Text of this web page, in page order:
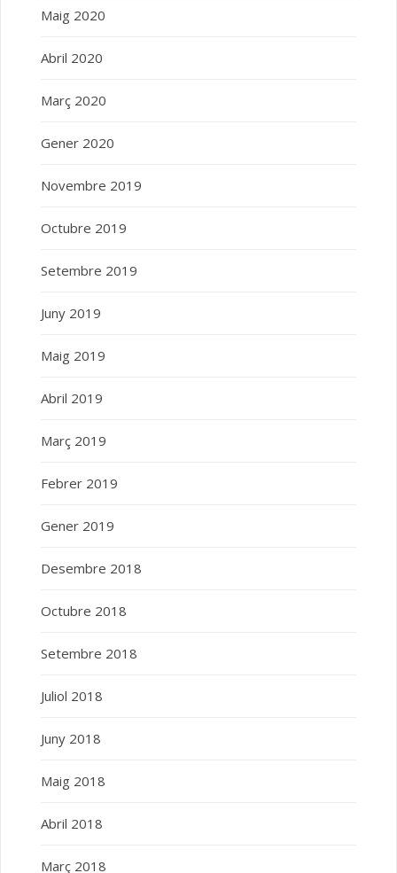
Maig 2020
Abril 2020
Març 2020
Gener 2020
Novembre 2019
Octubre 2019
Setembre 2019
Juny 2019
Maig 2019
Abril 2019
Març 2019
Febrer 2019
Gener 2019
Desembre 2018
Octubre 2018
Setembre 2018
Juliol 2018
Juny 2018
Maig 2018
Abril 2018
Març 2018